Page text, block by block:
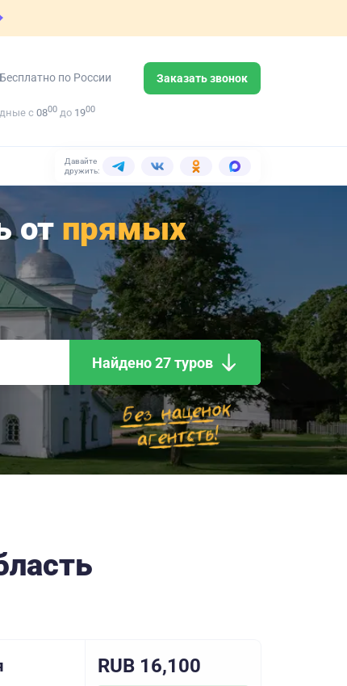
Бесплатно по России Заказать звонок
с 0800 до 1900
Давайте
дружить:
от прямых
Найдено 27 туров
RUB 16,100